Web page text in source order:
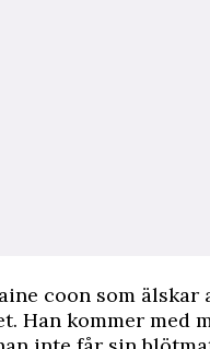
coon som älskar
Han kommer med